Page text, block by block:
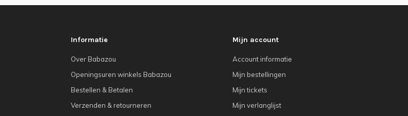
Informatie
Over Babazou
Openingsuren winkels Babazou
Bestellen & Betalen
Verzenden & retourneren
Mijn account
Account informatie
Mijn bestellingen
Mijn tickets
Mijn verlanglijst